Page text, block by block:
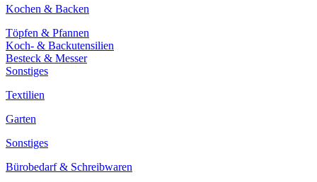
Kochen & Backen
Töpfen & Pfannen
Koch- & Backutensilien
Besteck & Messer
Sonstiges
Textilien
Garten
Sonstiges
Bürobedarf & Schreibwaren